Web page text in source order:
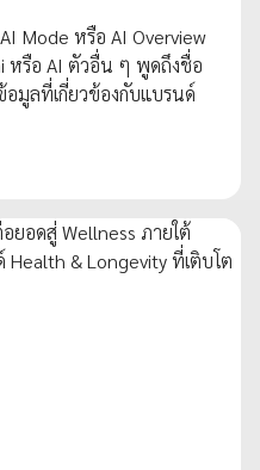
Mode หรือ AI Overview
หรือ AI ตัวอื่น ๆ พูดถึงชื่อ
มูลที่เกี่ยวข้องกับแบรนด์